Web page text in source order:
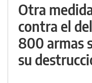
Otra
contra el
800 armas
su